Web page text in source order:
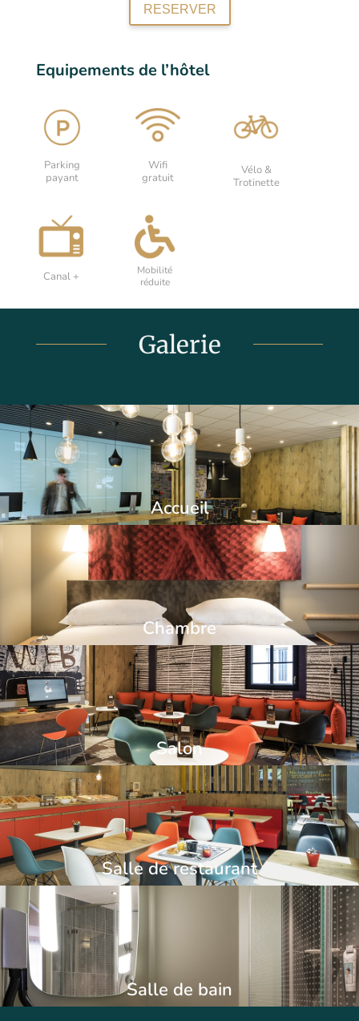
RESERVER
Equipements de l’hôtel
Parking
payant
Wifi
gratuit
Vélo &
Trotinette
Canal +
Mobilité
réduite
Galerie
Accueil
Chambre
Salon
Salle de restaurant
Salle de bain